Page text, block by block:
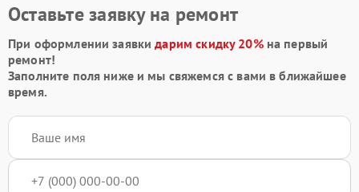
Оставьте заявку на ремонт
При оформлении заявкидарим скидку 20%на первый
ремонт!
Заполните поля ниже и мы свяжемся с вами в ближайшее
время.